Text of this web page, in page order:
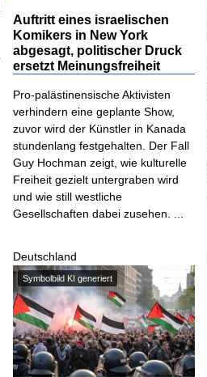
Auftritt eines israelischen
Komikers in New York
abgesagt, politischer Druck
ersetzt Meinungsfreiheit
Pro-palästinensische Aktivisten
verhindern eine geplante Show,
zuvor wird der Künstler in Kanada
stundenlang festgehalten. Der Fall
Guy Hochman zeigt, wie kulturelle
Freiheit gezielt untergraben wird
und wie still westliche
Gesellschaften dabei zusehen. ...
Deutschland
Symbolbild KI generiert